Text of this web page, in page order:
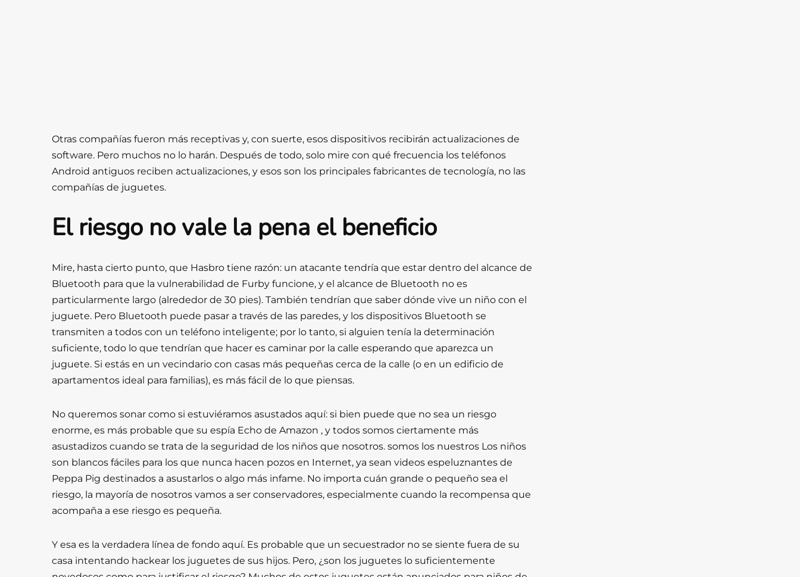
Otras compañías fueron más receptivas y, con suerte, esos dispositivos recibirán actualizaciones de
software. Pero muchos no lo harán. Después de todo, solo mire con qué frecuencia los teléfonos
Android antiguos reciben actualizaciones, y esos son los principales fabricantes de tecnología, no las
compañías de juguetes.
El riesgo no vale la pena el beneficio
Mire, hasta cierto punto, que Hasbro tiene razón: un atacante tendría que estar dentro del alcance de
Bluetooth para que la vulnerabilidad de Furby funcione, y el alcance de Bluetooth no es
particularmente largo (alrededor de 30 pies). También tendrían que saber dónde vive un niño con el
juguete. Pero Bluetooth puede pasar a través de las paredes, y los dispositivos Bluetooth se
transmiten a todos con un teléfono inteligente; por lo tanto, si alguien tenía la determinación
suficiente, todo lo que tendrían que hacer es caminar por la calle esperando que aparezca un
juguete. Si estás en un vecindario con casas más pequeñas cerca de la calle (o en un edificio de
apartamentos ideal para familias), es más fácil de lo que piensas.
No queremos sonar como si estuviéramos asustados aquí: si bien puede que no sea un riesgo
enorme, es más probable que su espía Echo de Amazon , y todos somos ciertamente más
asustadizos cuando se trata de la seguridad de los niños que nosotros. somos los nuestros Los niños
son blancos fáciles para los que nunca hacen pozos en Internet, ya sean videos espeluznantes de
Peppa Pig destinados a asustarlos o algo más infame. No importa cuán grande o pequeño sea el
riesgo, la mayoría de nosotros vamos a ser conservadores, especialmente cuando la recompensa que
acompaña a ese riesgo es pequeña.
Y esa es la verdadera línea de fondo aquí. Es probable que un secuestrador no se siente fuera de su
casa intentando hackear los juguetes de sus hijos. Pero, ¿son los juguetes lo suficientemente